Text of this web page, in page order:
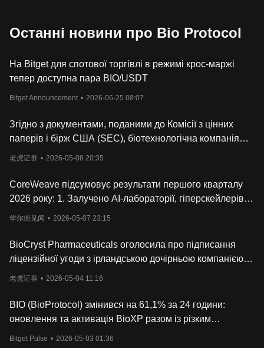
Останні новини про Bio Protocol
На Bitget для спотової торгівлі в режимі крос-маржі
тепер доступна пара BIO/USDT
Bitget Announcement • 2026-06-25 08:07
Згідно з документами, поданими до Комісії з цінних
паперів і бірж США (SEC), біотехнологічна компанія
Avai Bio Inc та Ainnova Tech 7 травня 2026 року досягли
спільного підприємства та пов'язаних із ним
ліцензійних угод.
老虎证券 • 2026-05-08 20:35
CoreWeave підсумовує результати першого кварталу
2026 року: 1. Залучено AI-лабораторії, гіперскейлерів
та корпоративних клієнтів
华尔街见闻 • 2026-05-07 23:15
BioCryst Pharmaceuticals оголосила про підписання
ліцензійної угоди з ірландською дочірньою компанією
Neopharmed Gentili щодо прав на лікарський засіб
ангіоневротичного набряку в Європі.
老虎证券 • 2026-05-04 11:16
BIO (BioProtocol) змінився на 61,1% за 24 години:
оновлення та активація BioXP разом із різким
Bitget Pulse • 2026-05-03 01:36